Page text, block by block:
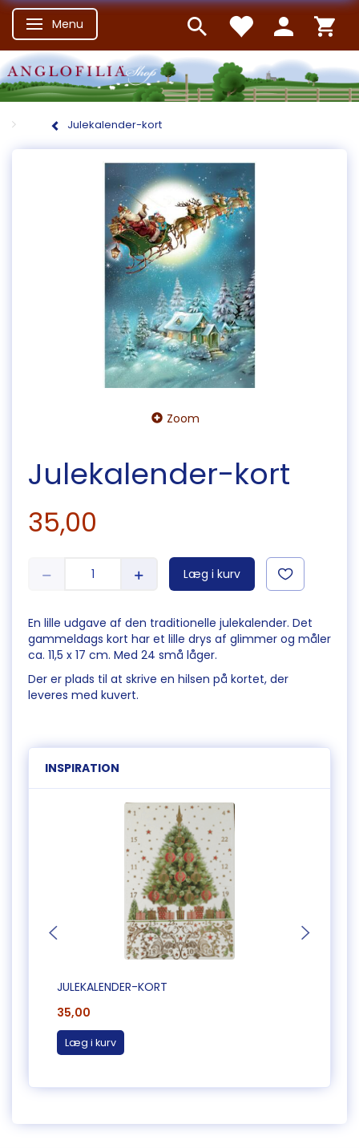
Skifte navigation
Menu
Julekalender-kort
Zoom
Julekalender-kort
35,00
Læg i kurv
En lille udgave af den traditionelle julekalender. Det
gammeldags kort har et lille drys af glimmer og måler
ca. 11,5 x 17 cm. Med 24 små låger.
Der er plads til at skrive en hilsen på kortet, der
leveres med kuvert.
INSPIRATION
JULEKALENDER-KORT
35,00
Læg i kurv